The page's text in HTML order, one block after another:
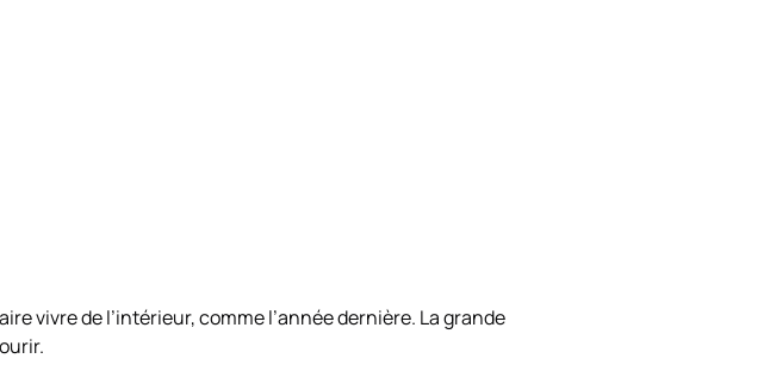
vivre de l’intérieur, comme l’année dernière. La grande